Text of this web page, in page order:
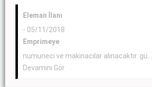
Eleman İlanı
- 05/11/2018
Emprimeye
numuneci ve makinacılar alınacaktır. gü...
Devamını Gör